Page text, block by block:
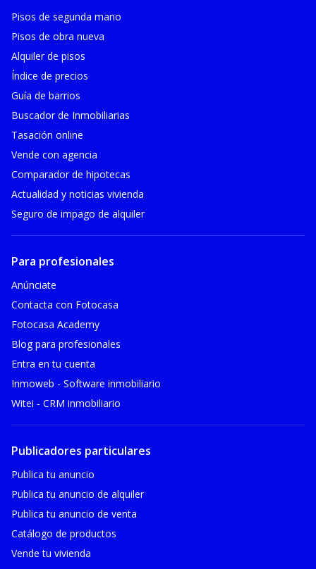
Pisos de segunda mano
Pisos de obra nueva
Alquiler de pisos
Índice de precios
Guía de barrios
Buscador de Inmobiliarias
Tasación online
Vende con agencia
Comparador de hipotecas
Actualidad y noticias vivienda
Seguro de impago de alquiler
Para profesionales
Anúnciate
Contacta con Fotocasa
Fotocasa Academy
Blog para profesionales
Entra en tu cuenta
Inmoweb - Software inmobiliario
Witei - CRM inmobiliario
Publicadores particulares
Publica tu anuncio
Publica tu anuncio de alquiler
Publica tu anuncio de venta
Catálogo de productos
Vende tu vivienda